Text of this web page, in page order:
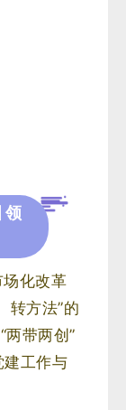
领
化改革
转方法”的
两带两创”
建工作与